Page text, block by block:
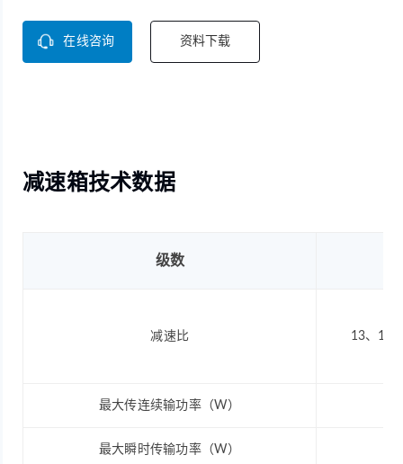
在线咨询 资料下载
减速箱技术数据
级数
减速比 13、
最大传连续输功率（W）
最大瞬时传输功率（W）